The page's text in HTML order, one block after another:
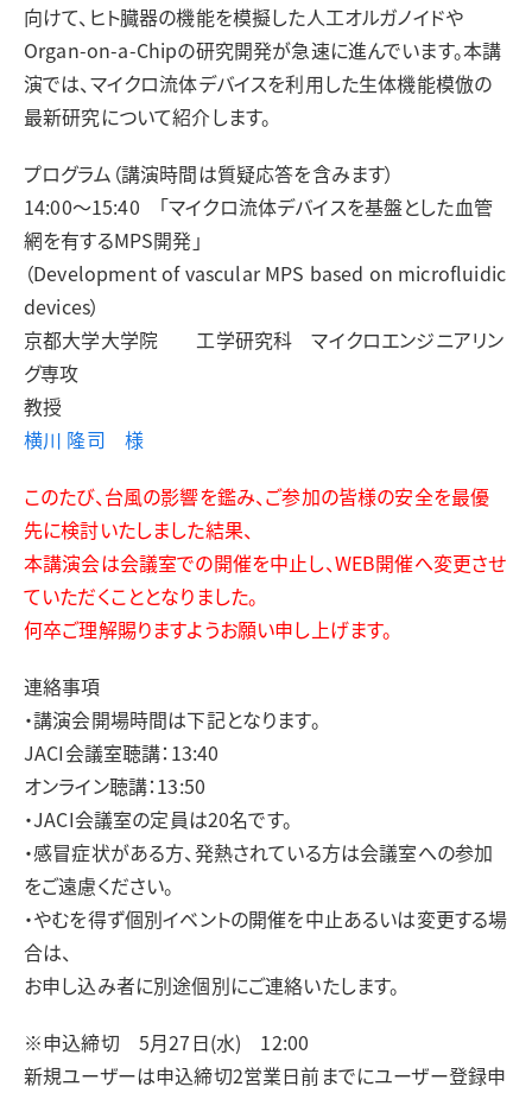
向けて、ヒト臓器の機能を模擬した人工オルガノイドや
Organ-on-a-Chipの研究開発が急速に進んでいます。本講
演では、マイクロ流体デバイスを利用した生体機能模倣の
最新研究について紹介します。
プログラム（講演時間は質疑応答を含みます）
14:00～15:40 「マイクロ流体デバイスを基盤とした血管
網を有するMPS開発」
（Development of vascular MPS based on microfluidic
devices）
京都大学大学院 工学研究科 マイクロエンジニアリン
グ専攻
教授
横川 隆司 様
このたび、台風の影響を鑑み、ご参加の皆様の安全を最優
先に検討いたしました結果、
本講演会は会議室での開催を中止し、WEB開催へ変更させ
ていただくこととなりました。
何卒ご理解賜りますようお願い申し上げます。
連絡事項
・講演会開場時間は下記となります。
JACI会議室聴講：13:40
オンライン聴講：13:50
・JACI会議室の定員は20名です。
・感冒症状がある方、発熱されている方は会議室への参加
をご遠慮ください。
・やむを得ず個別イベントの開催を中止あるいは変更する場
合は、
お申し込み者に別途個別にご連絡いたします。
※申込締切 5月27日(水) 12:00
新規ユーザーは申込締切2営業日前までにユーザー登録申